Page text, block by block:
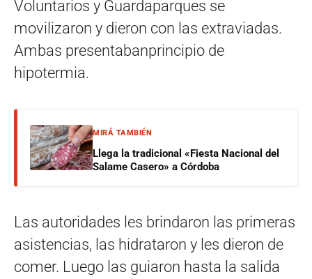
Voluntarios y Guardaparques se
movilizaron y dieron con las extraviadas.
Ambas presentabanprincipio de
hipotermia.
MIRÁ TAMBIÉN
Llega la tradicional «Fiesta Nacional del
Salame Casero» a Córdoba
Las autoridades les brindaron las primeras
asistencias, las hidrataron y les dieron de
comer. Luego las guiaron hasta la salida